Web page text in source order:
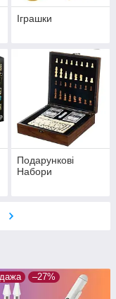
Іграшки
Подарункові
Набори
–27%